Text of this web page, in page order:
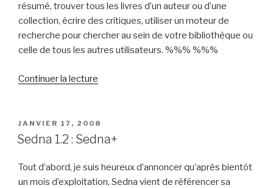
résumé, trouver tous les livres d’un auteur ou d’une
collection, écrire des critiques, utiliser un moteur de
recherche pour chercher au sein de votre bibliothèque ou
celle de tous les autres utilisateurs. %%% %%%
Continuer la lecture
bibliothèque
en
! »
PUBLIÉ
LE
JANVIER 17, 2008
Sedna 1.2 : Sedna+
Tout d’abord, je suis heureux d’annoncer qu’après bientôt
un mois d’exploitation, Sedna vient de référencer sa